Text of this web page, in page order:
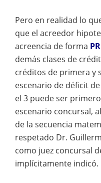
Pero en realidad lo
que el acreedor
acreencia de forma
demás clases de
créditos de primera y
escenario de déficit
el 3 puede ser
escenario concursal,
de la secuencia
respetado Dr.
como juez concursal
implícitamente indicó.